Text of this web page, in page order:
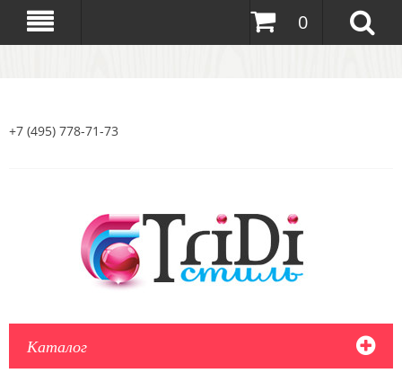
0
+7 (495) 778-71-73
Каталог